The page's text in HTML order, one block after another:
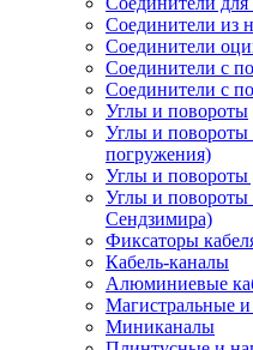
Соединители из
Соединители
Соединители с
Соединители с
Углы и повороты
Углы и повороты
погружения)
Углы и повороты
Углы и повороты
Сендзимира)
Фиксаторы
Кабель-каналы
Алюминиевые
Магистральные
Миниканалы